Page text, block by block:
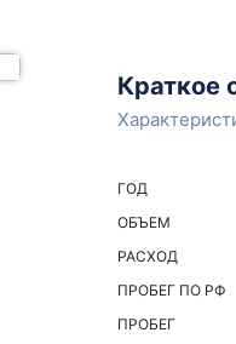
Краткое
ГОД
ОБЪЕМ
РАСХОД
ПРОБЕГ ПО РФ
ПРОБЕГ